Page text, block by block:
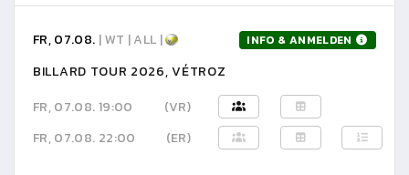
FR, 07.08. | WT | ALL | INFO & ANMELDEN
BILLARD TOUR 2026, VÉTROZ
FR, 07.08. 19:00
(VR)
FR, 07.08. 22:00
(ER)